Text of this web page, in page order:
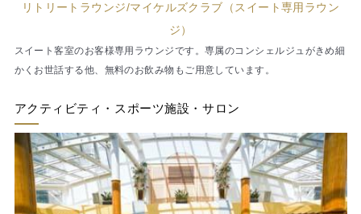
リトリートラウンジ/マイケルズクラブ（スイート専用ラウン
ジ）
スイート客室のお客様専用ラウンジです。専属のコンシェルジュがきめ細
かくお世話する他、無料のお飲み物もご用意しています。
アクティビティ・スポーツ施設・サロン